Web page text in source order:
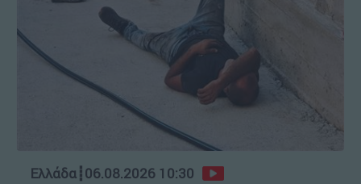
Ελλάδα┋06.08.2026 10:30